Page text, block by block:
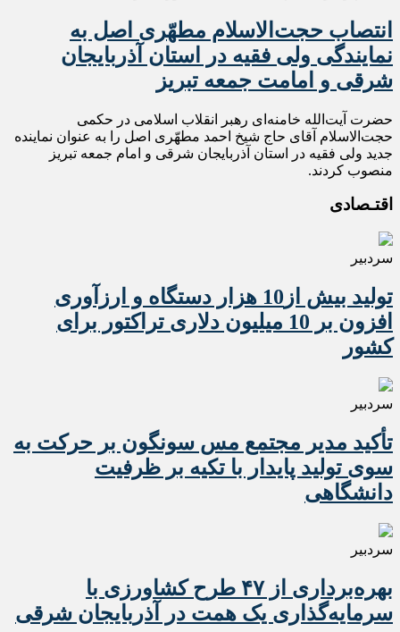
انتصاب حجت‌الاسلام مطهّری اصل به‌
نمایندگی ولی فقیه در استان آذربایجان
شرقی و امامت جمعه تبریز
حضرت آیت‌الله خامنه‌ای رهبر انقلاب اسلامی در حکمی
حجت‌الاسلام آقای حاج شیخ احمد مطهّری اصل را به عنوان نماینده
جدید ولی فقیه در استان آذربایجان شرقی و امام جمعه تبریز
منصوب کردند.
اقتـصادی
سردبیر
تولید بیش از10 هزار دستگاه و ارزآوری
افزون بر 10 میلیون دلاری تراکتور برای
کشور
سردبیر
تأکید مدیر مجتمع مس سونگون بر حرکت به
سوی تولید پایدار با تکیه بر ظرفیت
دانشگاهی
سردبیر
بهره‌برداری از ۴۷ طرح کشاورزی با
سرمایه‌گذاری یک همت در آذربایجان شرقی